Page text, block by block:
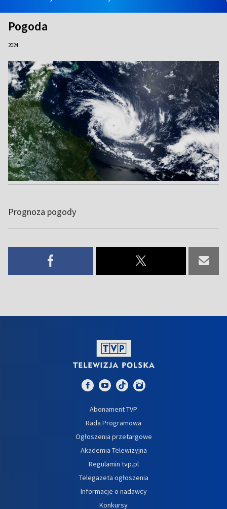
Pogoda
2024
Prognoza pogody
Abonament TVP
Rada Programowa
Ogłoszenia przetargowe
Akademia Telewizyjna
Regulamin tvp.pl
Telegazeta ogłoszenia
Informacje o nadawcy
Konkursy